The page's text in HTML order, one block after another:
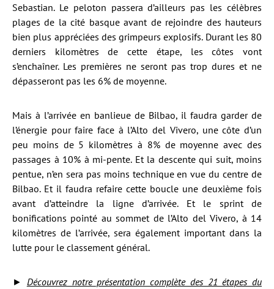
Sebastian. Le peloton passera d’ailleurs pas les célèbres
plages de la cité basque avant de rejoindre des hauteurs
bien plus appréciées des grimpeurs explosifs. Durant les 80
derniers kilomètres de cette étape, les côtes vont
s’enchaîner. Les premières ne seront pas trop dures et ne
dépasseront pas les 6% de moyenne.
Mais à l’arrivée en banlieue de Bilbao, il faudra garder de
l’énergie pour faire face à l’Alto del Vivero, une côte d’un
peu moins de 5 kilomètres à 8% de moyenne avec des
passages à 10% à mi-pente. Et la descente qui suit, moins
pentue, n’en sera pas moins technique en vue du centre de
Bilbao. Et il faudra refaire cette boucle une deuxième fois
avant d’atteindre la ligne d’arrivée. Et le sprint de
bonifications pointé au sommet de l’Alto del Vivero, à 14
kilomètres de l’arrivée, sera également important dans la
lutte pour le classement général.
► Découvrez notre présentation complète des 21 étapes du